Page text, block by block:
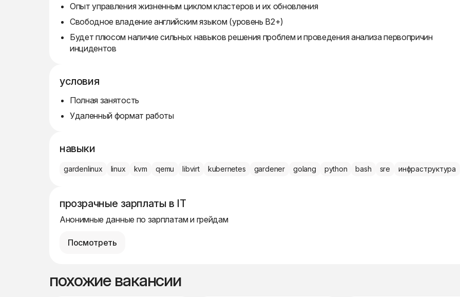
Опыт управления жизненным циклом кластеров и их обновления
Свободное владение английским языком (уровень B2+)
Будет плюсом наличие сильных навыков решения проблем и проведения анализа первопричин
инцидентов
условия
Полная занятость
Удаленный формат работы
навыки
gardenlinux linux kvm qemu libvirt kubernetes gardener golang python bash sre инфраструктура
прозрачные зарплаты в IT
Анонимные данные по зарплатам и грейдам
Посмотреть
похожие вакансии